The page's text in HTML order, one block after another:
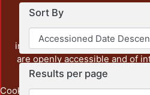
Sort By
Results per page
unrestricted open access,
output of UAM
administrative and graphic
institution, as well as content
are openly accessible and of
Cookie Privacy End User